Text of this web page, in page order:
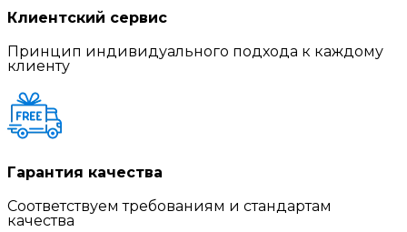
Клиентский сервис
Принцип индивидуального подхода к каждому
клиенту
Гарантия качества
Соответствуем требованиям и стандартам
качества